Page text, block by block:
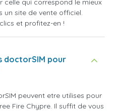
un site de vente officiel.
et profitez-en !
doctorSIM pour
peuvent etre utilises pour
Fire Chypre. Il suffit de vous